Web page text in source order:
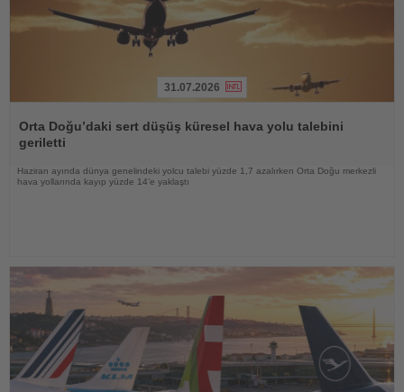
Oku
31.07.2026
Orta Doğu’daki sert düşüş küresel hava yolu talebini
geriletti
Haziran ayında dünya genelindeki yolcu talebi yüzde 1,7 azalırken Orta Doğu merkezli
hava yollarında kayıp yüzde 14’e yaklaştı